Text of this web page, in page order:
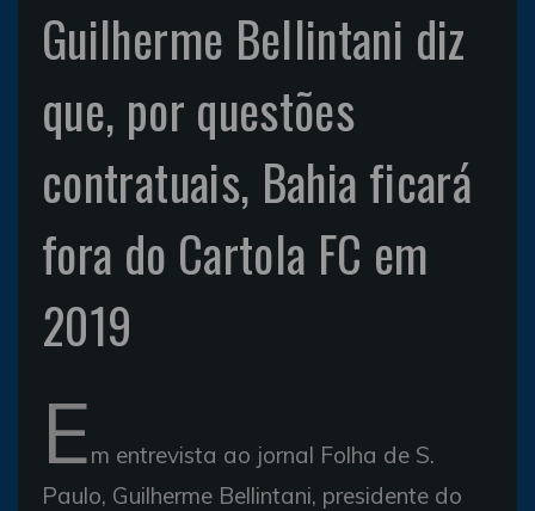
Guilherme Bellintani diz
que, por questões
contratuais, Bahia ficará
fora do Cartola FC em
2019
Em entrevista ao jornal Folha de S.
Paulo, Guilherme Bellintani, presidente do